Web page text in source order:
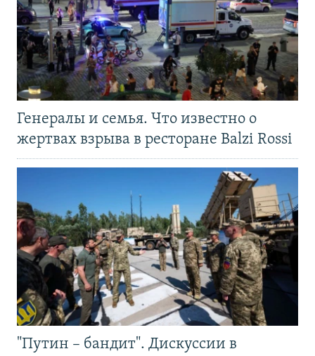
Генералы и семья. Что известно о
жертвах взрыва в ресторане Balzi Rossi
"Путин – бандит". Дискуссии в